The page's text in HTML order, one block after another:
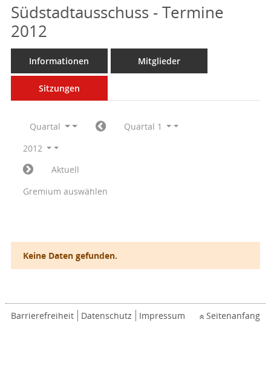
Südstadtausschuss - Termine
2012
Informationen Mitglieder
Sitzungen
Quartal
Quartal 1
2012
Aktuell
Gremium auswählen
Keine Daten gefunden.
Barrierefreiheit Datenschutz Impressum Seitenanfang